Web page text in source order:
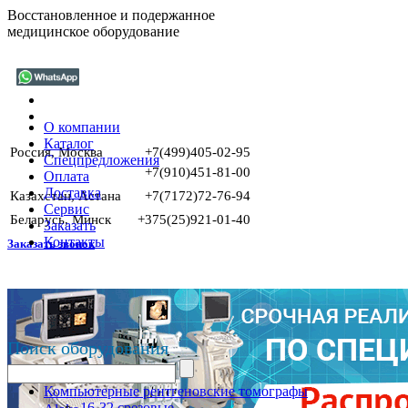
Восстановленное и подержанное
медицинское оборудование
Россия, Москва
+7(499)405-02-95
+7(910)451-81-00
Казахстан, Астана
+7(7172)72-76-94
Беларусь, Минск
+375(25)921-01-40
Заказать звонок
О компании
Каталог
Спецпредложения
Оплата
Доставка
Сервис
Заказать
Контакты
Поиск оборудования
Компьютерные рентгеновские томографы